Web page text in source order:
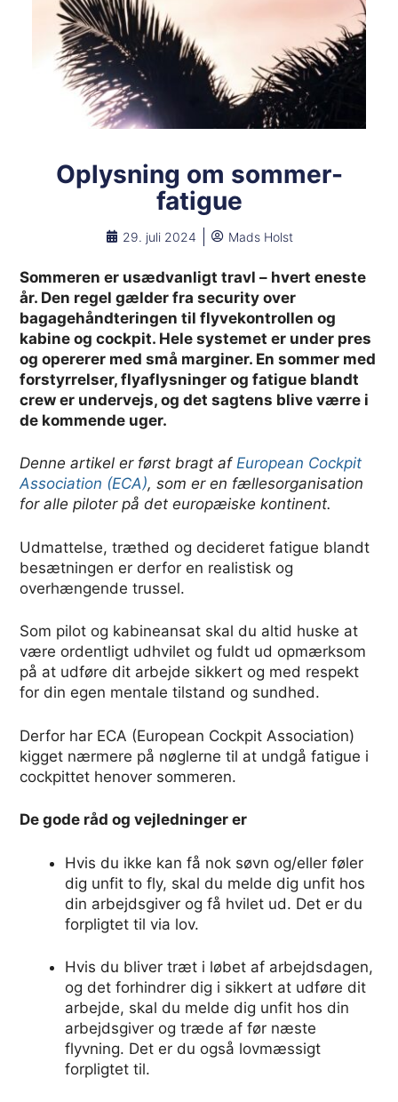
Oplysning om sommer-
fatigue
29. juli 2024 Mads Holst
Sommeren er usædvanligt travl – hvert eneste
år. Den regel gælder fra security over
bagagehåndteringen til flyvekontrollen og
kabine og cockpit. Hele systemet er under pres
og opererer med små marginer. En sommer med
forstyrrelser, flyaflysninger og fatigue blandt
crew er undervejs, og det sagtens blive værre i
de kommende uger.
Denne artikel er først bragt afEuropean Cockpit
Association (ECA), som er en fællesorganisation
for alle piloter på det europæiske kontinent.
Udmattelse, træthed og decideret fatigue blandt
besætningen er derfor en realistisk og
overhængende trussel.
Som pilot og kabineansat skal du altid huske at
være ordentligt udhvilet og fuldt ud opmærksom
på at udføre dit arbejde sikkert og med respekt
for din egen mentale tilstand og sundhed.
Derfor har ECA (European Cockpit Association)
kigget nærmere på nøglerne til at undgå fatigue i
cockpittet henover sommeren.
De gode råd og vejledninger er
Hvis du ikke kan få nok søvn og/eller føler
dig unfit to fly, skal du melde dig unfit hos
din arbejdsgiver og få hvilet ud. Det er du
forpligtet til via lov.
Hvis du bliver træt i løbet af arbejdsdagen,
og det forhindrer dig i sikkert at udføre dit
arbejde, skal du melde dig unfit hos din
arbejdsgiver og træde af før næste
flyvning. Det er du også lovmæssigt
forpligtet til.